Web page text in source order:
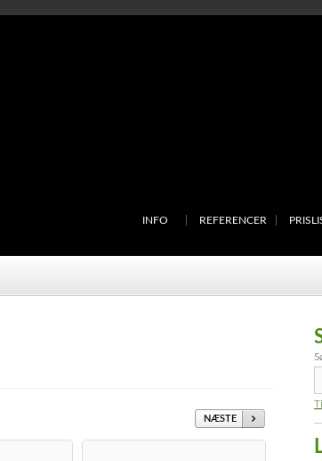
INFO REFERENCER
NÆSTE